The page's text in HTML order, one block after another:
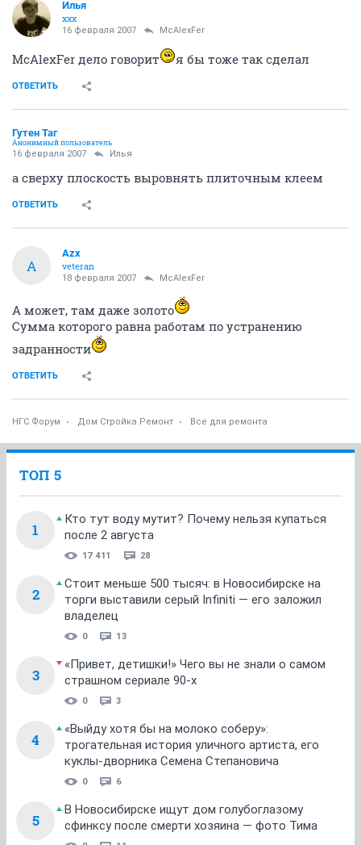
Илья
xxx
16 февраля 2007 McAlexFer
McAlexFer дело говорит я бы тоже так сделал
ОТВЕТИТЬ
Гутен Таг
Анонимный пользователь
16 февраля 2007 Илья
а сверху плоскость выровнять плиточным клеем
ОТВЕТИТЬ
A
Azx
veteran
18 февраля 2007 McAlexFer
А может, там даже золото
Сумма которого равна работам по устранению
задранности
ОТВЕТИТЬ
НГС.Форум Дом Стройка Ремонт Все для ремонта
ТОП 5
1
Кто тут воду мутит? Почему нельзя купаться
после 2 августа
17 411 28
2
Стоит меньше 500 тысяч: в Новосибирске на
торги выставили серый Infiniti — его заложил
владелец
0 13
3
«Привет, детишки!» Чего вы не знали о самом
страшном сериале 90-х
0 3
4
«Выйду хотя бы на молоко соберу»:
трогательная история уличного артиста, его
куклы-дворника Семена Степановича
0 6
5
В Новосибирске ищут дом голубоглазому
сфинксу после смерти хозяина — фото Тима